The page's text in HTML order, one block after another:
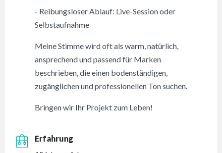
- Reibungsloser Ablauf: Live-Session oder
Selbstaufnahme
Meine Stimme wird oft als warm, natürlich,
ansprechend und passend für Marken
beschrieben, die einen bodenständigen,
zugänglichen und professionellen Ton suchen.
Bringen wir Ihr Projekt zum Leben!
Erfahrung